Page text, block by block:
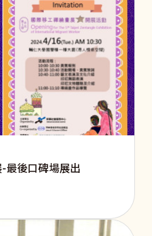
最後口碑場展出